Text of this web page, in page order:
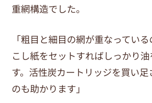
重網構造でした。
「粗目と細目の網が重なってい
こし紙をセットすればしっかり
す。活性炭カートリッジを買い足
のも助かります」